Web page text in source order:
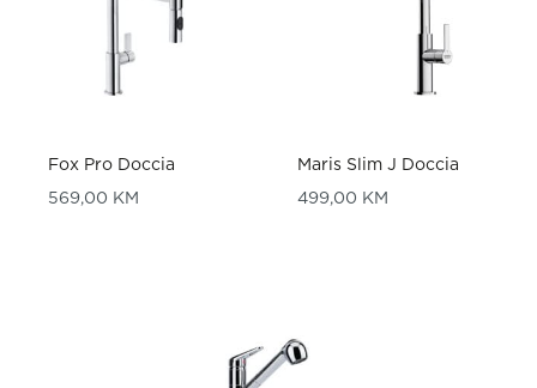
Fox Pro Doccia
569,00 KM
Maris Slim J Doccia
499,00 KM